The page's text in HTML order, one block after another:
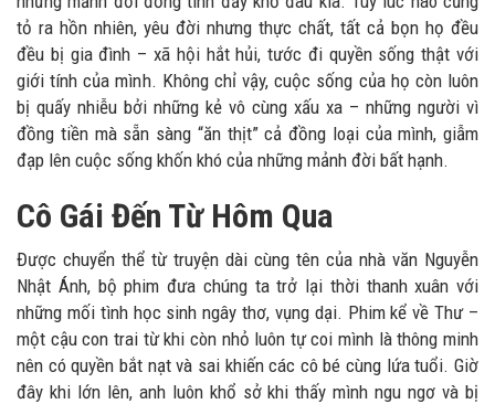
tỏ ra hồn nhiên, yêu đời nhưng thực chất, tất cả bọn họ đều
đều bị gia đình – xã hội hắt hủi, tước đi quyền sống thật với
giới tính của mình. Không chỉ vậy, cuộc sống của họ còn luôn
bị quấy nhiễu bởi những kẻ vô cùng xấu xa – những người vì
đồng tiền mà sẵn sàng “ăn thịt” cả đồng loại của mình, giẫm
đạp lên cuộc sống khốn khó của những mảnh đời bất hạnh.
Cô Gái Đến Từ Hôm Qua
Được chuyển thể từ truyện dài cùng tên của nhà văn Nguyễn
Nhật Ánh, bộ phim đưa chúng ta trở lại thời thanh xuân với
những mối tình học sinh ngây thơ, vụng dại. Phim kể về Thư –
một cậu con trai từ khi còn nhỏ luôn tự coi mình là thông minh
nên có quyền bắt nạt và sai khiến các cô bé cùng lứa tuổi. Giờ
đây khi lớn lên, anh luôn khổ sở khi thấy mình ngu ngơ và bị